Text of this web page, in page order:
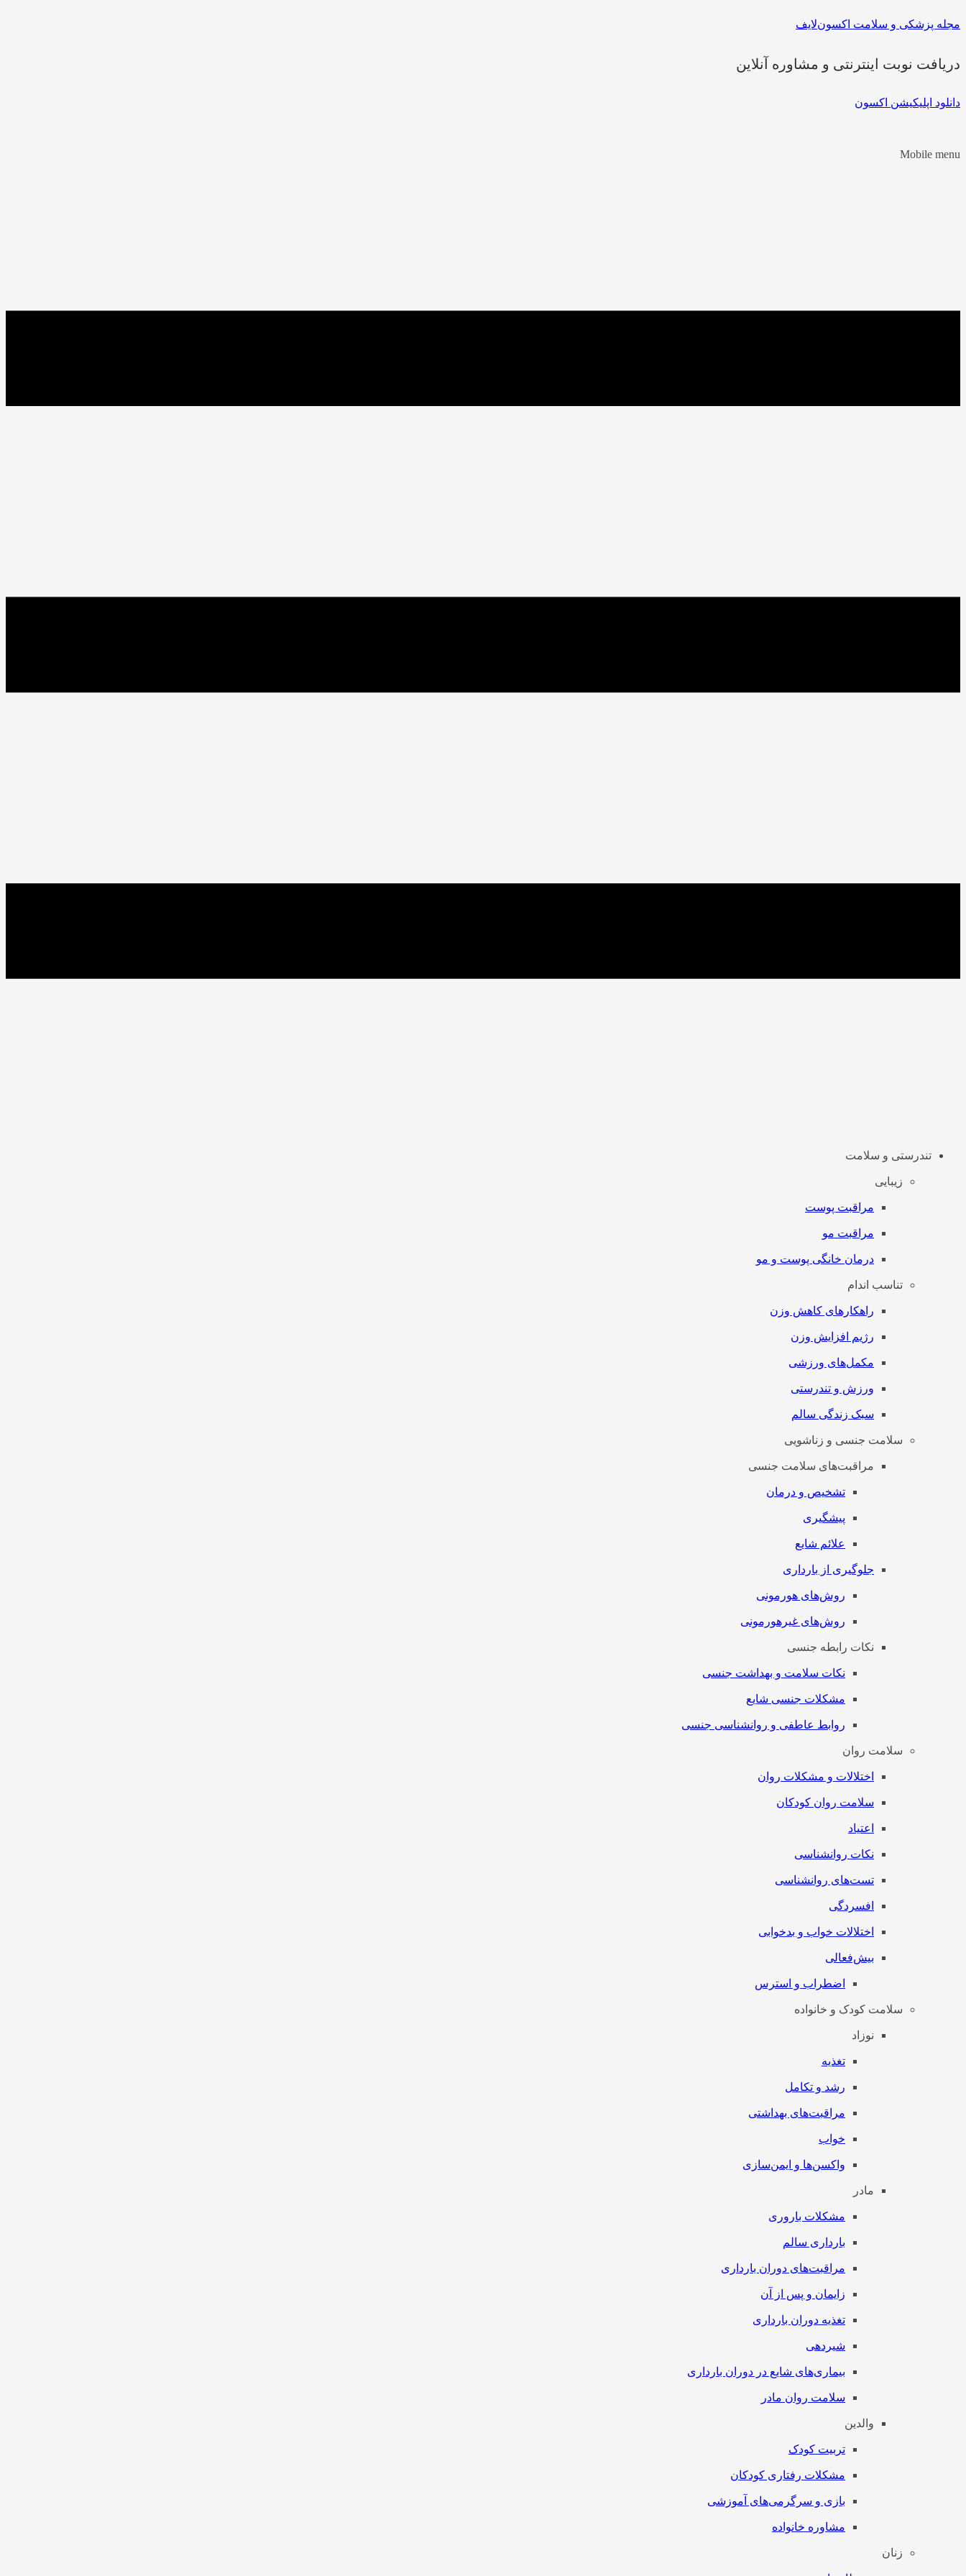
مجله پزشکی و سلامت اکسون‌لایف
دریافت نوبت اینترنتی و مشاوره آنلاین
دانلود اپلیکیشن اکسون
Mobile menu
تندرستی و سلامت
زیبایی
مراقبت پوست
مراقبت مو
درمان خانگی پوست و مو
تناسب اندام
راهکارهای کاهش وزن
رژیم افزایش وزن
مکمل‌های ورزشی
ورزش و تندرستی
سبک زندگی سالم
سلامت جنسی و زناشویی
مراقبت‌های سلامت جنسی
تشخیص و درمان
پیشگیری
علائم شایع
جلوگیری از بارداری
روش‌های هورمونی
روش‌های غیرهورمونی
نکات رابطه جنسی
نکات سلامت و بهداشت جنسی
مشکلات جنسی شایع
روابط عاطفی و روانشناسی جنسی
سلامت روان
اختلالات و مشکلات روان
سلامت روان کودکان
اعتیاد
نکات روانشناسی
تست‌های روانشناسی
افسردگی
اختلالات خواب و بدخوابی
بیش‌فعالی
اضطراب و استرس
سلامت کودک و خانواده
نوزاد
تغذیه
رشد و تکامل
مراقبت‌های بهداشتی
خواب
واکسن‌ها و ایمن‌سازی
مادر
مشکلات باروری
بارداری سالم
مراقبت‌های دوران بارداری
زایمان و پس از آن
تغذیه دوران بارداری
شیردهی
بیماری‌های شایع در دوران بارداری
سلامت روان مادر
والدین
تربیت کودک
مشکلات رفتاری کودکان
بازی و سرگرمی‌های آموزشی
مشاوره خانواده
زنان